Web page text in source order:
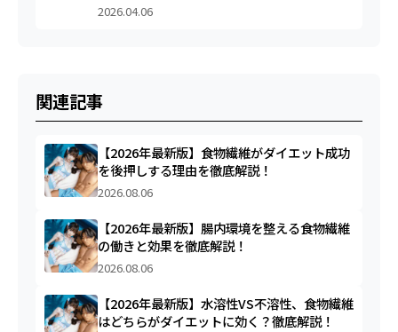
2026.04.06
関連記事
【2026年最新版】食物繊維がダイエット成功
を後押しする理由を徹底解説！
2026.08.06
【2026年最新版】腸内環境を整える食物繊維
の働きと効果を徹底解説！
2026.08.06
【2026年最新版】水溶性VS不溶性、食物繊維
はどちらがダイエットに効く？徹底解説！